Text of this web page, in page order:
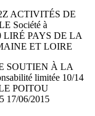
ACTIVITÉS DE
Société à
LIRÉ PAYS DE LA
ET LOIRE
SOUTIEN À LA
limitée 10/14
POITOU
17/06/2015